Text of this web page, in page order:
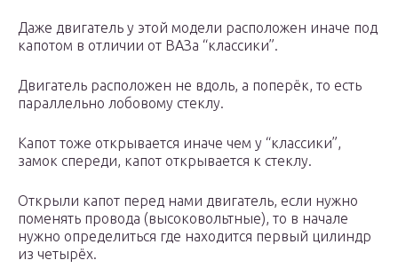
Даже двигатель у этой модели расположен иначе под
капотом в отличии от ВАЗа “классики”.
Двигатель расположен не вдоль, а поперёк, то есть
параллельно лобовому стеклу.
Капот тоже открывается иначе чем у “классики”,
замок спереди, капот открывается к стеклу.
Открыли капот перед нами двигатель, если нужно
поменять провода (высоковольтные), то в начале
нужно определиться где находится первый цилиндр
из четырёх.